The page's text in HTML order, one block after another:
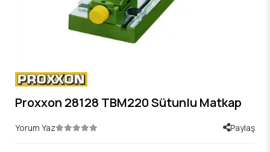
Proxxon 28128 TBM220 Sütunlu Matkap
Yorum Yaz Paylaş